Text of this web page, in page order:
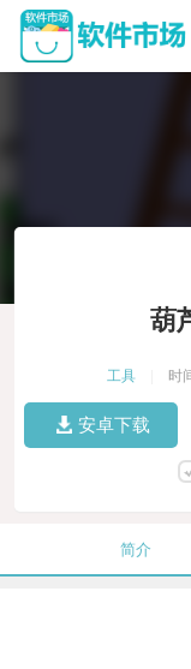
葫
工具 时
安卓下载
简介